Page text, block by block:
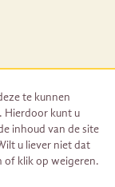
te kunnen
Hierdoor kunt u
inhoud van de site
u liever niet dat
of klik op weigeren.